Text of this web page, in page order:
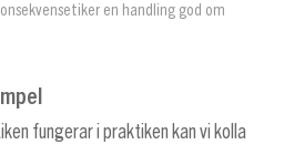
en handling god om
fungerar i praktiken kan vi kolla